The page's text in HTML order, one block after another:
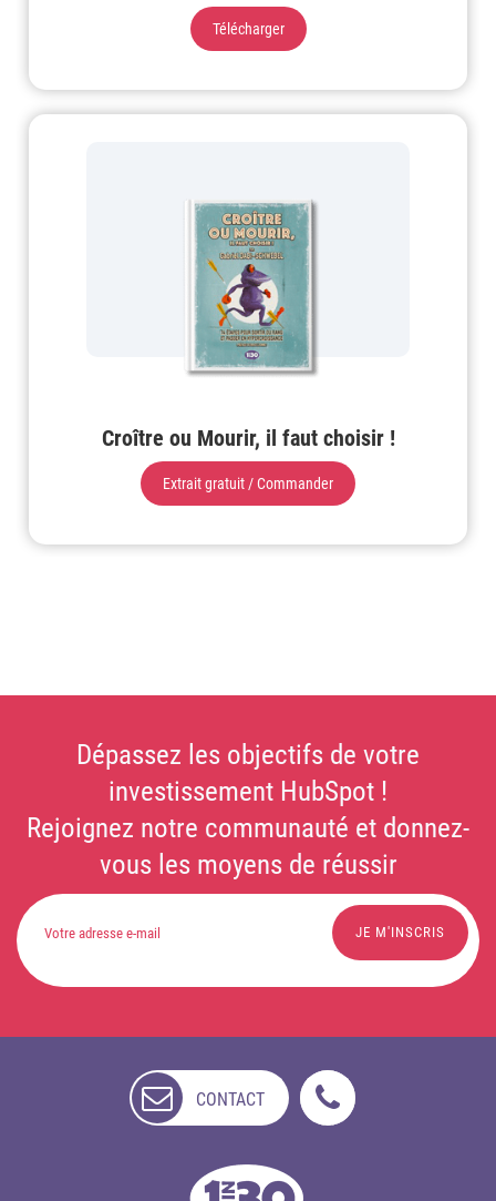
Télécharger
Croître ou Mourir, il faut choisir !
Extrait gratuit / Commander
Dépassez les objectifs de votre
investissement HubSpot !
Rejoignez notre communauté et donnez-
vous les moyens de réussir
CONTACT
DISPONIBLE